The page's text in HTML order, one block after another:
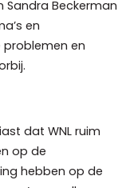
Sandra Beckerman
en
en
dat WNL ruim
op de
hebben op de